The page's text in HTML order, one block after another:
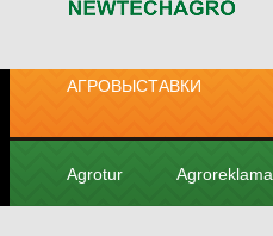
АГРОВЫСТАВКИ
Agrotur Agroreklama